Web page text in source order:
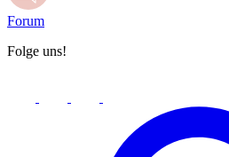
Forum
Folge uns!